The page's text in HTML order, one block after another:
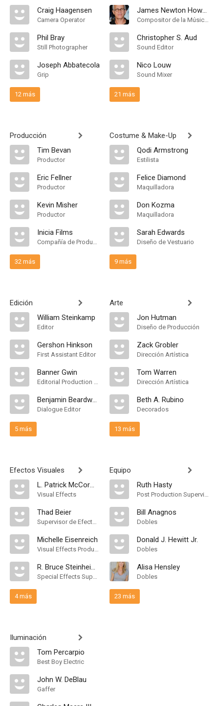
Craig Haagensen
Camera Operator
Phil Bray
Still Photographer
Joseph Abbatecola
Grip
12 más
Producción
Tim Bevan
Productor
Eric Fellner
Productor
Kevin Misher
Productor
Inicia Films
Compañía de Produccion
32 más
Edición
William Steinkamp
Editor
Gershon Hinkson
First Assistant Editor
Banner Gwin
Editorial Production Assistant
Benjamin Beardwood
Dialogue Editor
5 más
Efectos Visuales
L. Patrick McCormack
Visual Effects
Thad Beier
Supervisor de Efectos Visuales
Michelle Eisenreich
Visual Effects Producer
R. Bruce Steinheimer
Special Effects Supervisor
4 más
Iluminación
Tom Percarpio
Best Boy Electric
John W. DeBlau
Gaffer
James Newton Howard
Compositor de la Música Original
Christopher S. Aud
Sound Editor
Nico Louw
Sound Mixer
21 más
Costume & Make-Up
Qodi Armstrong
Estilista
Felice Diamond
Maquilladora
Don Kozma
Maquilladora
Sarah Edwards
Diseño de Vestuario
9 más
Arte
Jon Hutman
Diseño de Producción
Zack Grobler
Dirección Artística
Tom Warren
Dirección Artística
Beth A. Rubino
Decorados
13 más
Equipo
Ruth Hasty
Post Production Supervisor
Bill Anagnos
Dobles
Donald J. Hewitt Jr.
Dobles
Alisa Hensley
Dobles
23 más